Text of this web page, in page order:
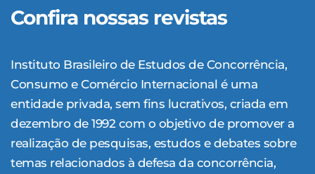
Confira nossas revistas
Instituto Brasileiro de Estudos de Concor­rência,
Consumo e Comércio Internacional é uma
entidade privada, sem fins lucrativos, criada em
dezembro de 1992 com o objetivo de promover a
realização de pesquisas, estudos e debates sobre
temas relacionados à defesa da concorrência,